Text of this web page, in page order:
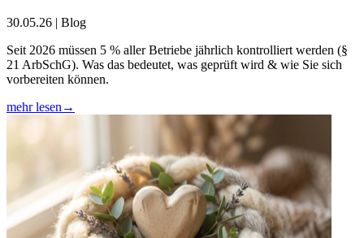
30.05.26 | Blog
Seit 2026 müssen 5 % aller Betriebe jährlich kontrolliert werden (§
21 ArbSchG). Was das bedeutet, was geprüft wird & wie Sie sich
vorbereiten können.
mehr lesen→